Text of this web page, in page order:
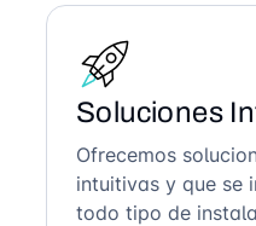
Soluciones
Ofrecemos
intuitivas y que se
todo tipo de